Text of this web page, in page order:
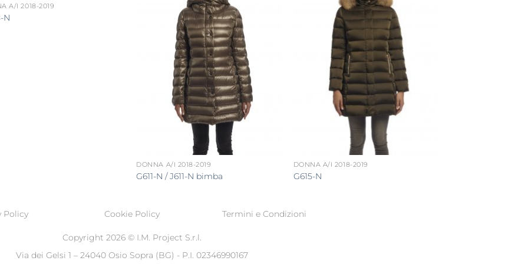
A/I 2018-2019
N
DONNA A/I 2018-2019
G611-N / J611-N bimba
DONNA A/I 2018-2019
G615-N
Policy Cookie Policy Termini e Condizioni
Copyright 2026 © I.M. Project S.r.l.
Via dei Gelsi 1 – 24040 Osio Sopra (BG) - P.I. 02346990167